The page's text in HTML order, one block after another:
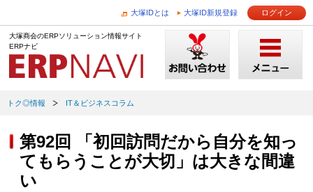
大塚IDとは 大塚ID新規登録 ログイン
大塚商会のERPソリューション情報サイト
ERPナビ
トク◎情報 IT＆ビジネスコラム
第92回 「初回訪問だから自分を知っ
てもらうことが大切」は大きな間違
い